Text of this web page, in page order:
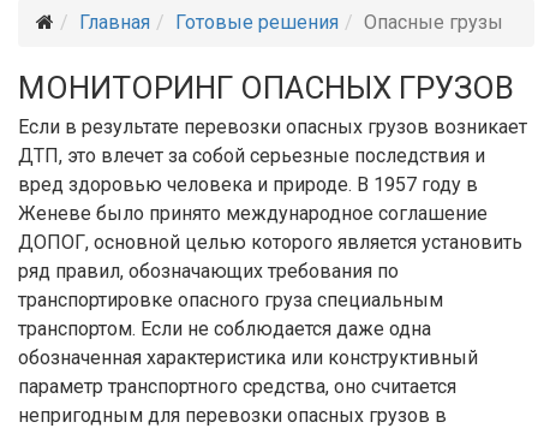
Главная Готовые решения Опасные грузы
МОНИТОРИНГ ОПАСНЫХ ГРУЗОВ
Если в результате перевозки опасных грузов возникает
ДТП, это влечет за собой серьезные последствия и
вред здоровью человека и природе. В 1957 году в
Женеве было принято международное соглашение
ДОПОГ, основной целью которого является установить
ряд правил, обозначающих требования по
транспортировке опасного груза специальным
транспортом. Если не соблюдается даже одна
обозначенная характеристика или конструктивный
параметр транспортного средства, оно считается
непригодным для перевозки опасных грузов в